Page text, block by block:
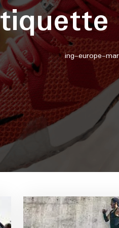
ing-europe-